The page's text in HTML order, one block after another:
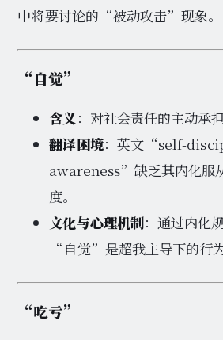
中将要讨论的“被动攻击”现象。
“自觉”
含义：对社会责任的主动承担
翻译困境：英文“self-
awareness”缺乏其内化服
度。
文化与心理机制：通过内化
“自觉”是超我主导下的行为
“吃亏”